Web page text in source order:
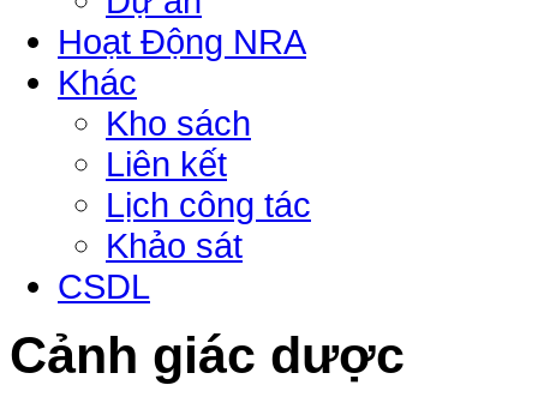
Hoạt Động NRA
Khác
Kho sách
Liên kết
Lịch công tác
Khảo sát
CSDL
Cảnh giác dược